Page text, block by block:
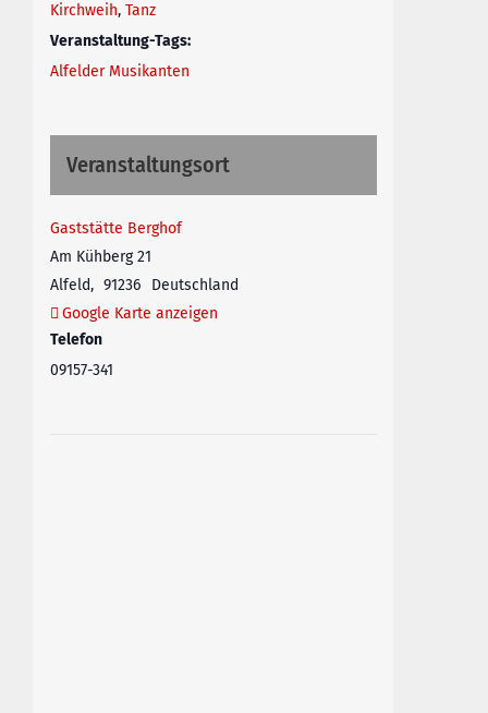
Kirchweih, Tanz
Veranstaltung-Tags:
Alfelder Musikanten
Veranstaltungsort
Gaststätte Berghof
Am Kühberg 21
Alfeld, 91236
Deutschland
Google Karte anzeigen
Telefon
09157-341